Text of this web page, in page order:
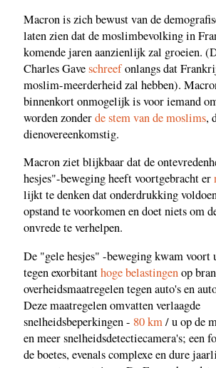
Macron is zich bewust van de
laten zien dat de moslimbevolking in
komende jaren aanzienlijk zal groeien.
Charles Gaveschreefonlangs dat
moslim-meerderheid zal hebben).
binnenkort onmogelijk is voor iemand
worden zonderde stem van de moslims,
dienovereenkomstig.
Macron ziet blijkbaar dat de
hesjes"-beweging heeft voortgebracht er
lijkt te denken dat onderdrukking
opstand te voorkomen en doet niets om
onvrede te verhelpen.
De "gele hesjes" -beweging kwam voort
tegen exorbitanthoge belastingenop
overheidsmaatregelen tegen auto's en
Deze maatregelen omvatten verlaagde
snelheidsbeperkingen - 80 km/ u op de
en meer snelheidsdetectiecamera's; een
de boetes, evenals complexe en dure